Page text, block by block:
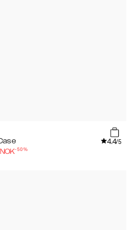
4.4/5
NOK-50%